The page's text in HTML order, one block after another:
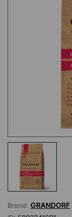
Brend: GRANDORF